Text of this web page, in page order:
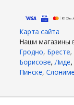
Карта сайта
Наши магазины
Гродно, Бресте,
Борисове,Лиде,
Пинске, Слониме